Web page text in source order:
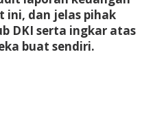
ini, dan jelas pihak
DKI serta ingkar atas
buat sendiri.